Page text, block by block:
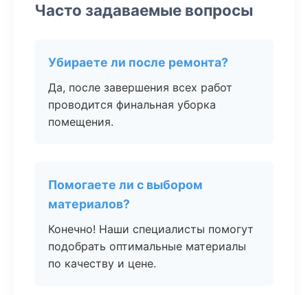
Часто задаваемые вопросы
Убираете ли после ремонта?
Да, после завершения всех работ
проводится финальная уборка
помещения.
Помогаете ли с выбором
материалов?
Конечно! Наши специалисты помогут
подобрать оптимальные материалы
по качеству и цене.